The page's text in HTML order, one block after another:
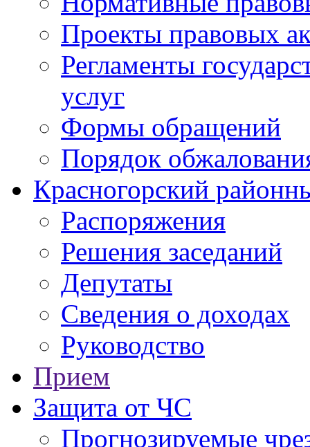
Проекты правовых
Регламенты
услуг
Формы обращений
Порядок
Красногорский
Распоряжения
Решения заседаний
Депутаты
Сведения о доходах
Руководство
Прием
Защита от ЧС
Прогнозируемые